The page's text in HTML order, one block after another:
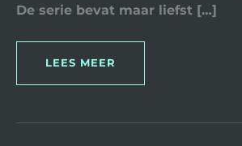
De serie bevat maar liefst […]
LEES MEER